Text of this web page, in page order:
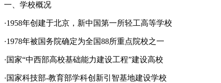
一、学校概况
·1958年创建于北京，新中国第一所轻工高等学校
·1978年被国务院确定为全国88所重点院校之一
·国家“中西部高校基础能力建设工程”建设高校
·国家科技部-教育部学科创新引智基地建设学校